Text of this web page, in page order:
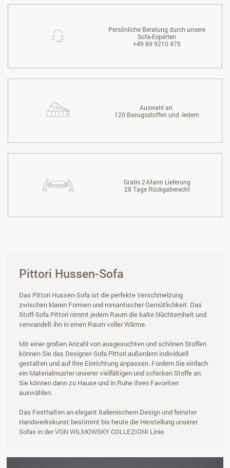
Persönliche Beratung durch unsere
Sofa-Experten
+49 89 9210 470
Auswahl an
120 Bezugsstoffen und -ledern
Gratis 2-Mann Lieferung
28 Tage Rückgaberecht
Pittori Hussen-Sofa
Das Pittori Hussen-Sofa ist die perfekte Verschmelzung
zwischen klaren Formen und romantischer Gemütlichkeit. Das
Stoff-Sofa Pittori nimmt jedem Raum die kalte Nüchternheit und
verwandelt ihn in einen Raum voller Wärme.
Mit einer großen Anzahl von ausgesuchten und schönen Stoffen
können Sie das Designer-Sofa Pittori außerdem individuell
gestalten und auf Ihre Einrichtung anpassen. Fordern Sie einfach
ein Materialmuster unserer vielfältigen und schicken Stoffe an.
Sie können dann zu Hause und in Ruhe Ihren Favoriten
auswählen.
Das Festhalten an elegant italienischem Design und feinster
Handwerkskunst bestimmt bis heute die Herstellung unserer
Sofas in der VON WILMOWSKY COLLEZIONI Linie.